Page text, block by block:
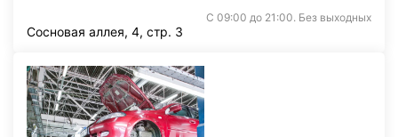
С 09:00 до 21:00. Без выходных
Сосновая аллея, 4, стр. 3